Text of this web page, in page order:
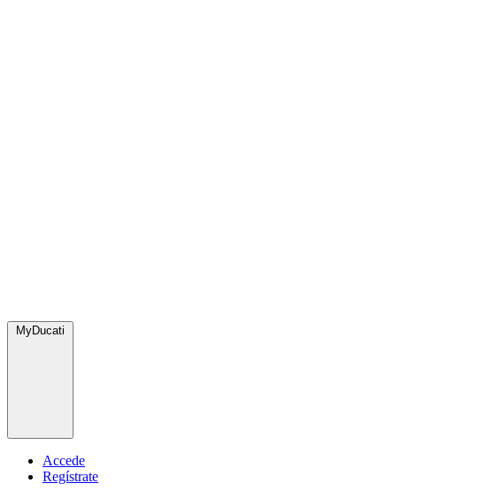
MyDucati
Accede
Regístrate